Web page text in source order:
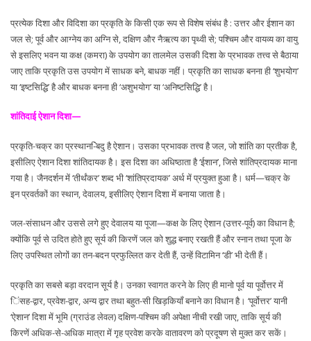
प्रत्येक दिशा और विदिशा का प्रकृति के किसी एक रूप से विशेष संबंध है : उत्तर और ईशान का
जल से; पूर्व और आग्नेय का अग्नि से, दक्षिण और नैऋत्य का पृथ्वी से; पश्चिम और वायव्य का वायु
से इसलिए भवन या कक्ष (कमरा) के उपयोग का तालमेल उसकी दिशा के प्रभावक तत्त्व से बैठाया
जाए ताकि प्रकृति उस उपयोग में साधक बने, बाधक नहीं। प्रकृति का साधक बनना ही ‘शुभयोग’
या ‘इष्टसिद्धि’ है और बाधक बनना ही ‘अशुभयोग’ या ‘अनिष्टसिद्धि’ है।
शांतिदाई ऐशान दिशा—
प्रकृति-चक्र का प्रस्थान-िंबदु है ऐशान। उसका प्रभावक तत्त्व है जल, जो शांति का प्रतीक है,
इसीलिए ऐशान दिशा शांतिदायक है। इस दिशा का अधिष्ठाता है ‘ईशान’, जिसे शांतिप्रदायक माना
गया है। जैनदर्शन में ‘तीर्थंकर’ शब्द भी ‘शांतिप्रदायक’ अर्थ में प्रयुक्त हुआ है। धर्म—चक्र के
इन प्रवर्तकों का स्थान, देवालय, इसीलिए ऐशान दिशा में बनाया जाता है।
जल-संसाधन और उससे लगे हुए देवालय या पूजा—कक्ष के लिए ऐशान (उत्तर-पूर्व) का विधान है;
क्योंकि पूर्व से उदित होते हुए सूर्य की किरणें जल को शुद्ध बनाए रखती हैं और स्नान तथा पूजा के
लिए उपस्थित लोगों का तन-बदन प्रफुल्लित कर देती हैं, उन्हें विटामिन ‘डी’ भी देती हैं।
प्रकृति का सबसे बड़ा वरदान सूर्य है। उनका स्वागत करने के लिए ही मानो पूर्व या पूर्वोत्तर में
िंसह-द्वार, प्रवेश-द्वार, अन्य द्वार तथा बहुत-सी खिड़कियाँ बनाने का विधान है। ‘पूर्वोत्तर’ यानी
‘ऐशान’ दिशा में भूमि (ग्राउंड लेवल) दक्षिण-पश्चिम की अपेक्षा नीची रखी जाए, ताकि सूर्य की
किरणें अधिक-से-अधिक मात्रा में गृह प्रवेश करके वातावरण को प्रदूषण से मुक्त कर सकें।